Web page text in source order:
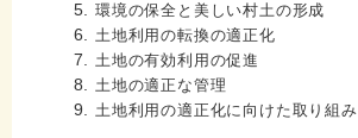
環境の保全と美しい村土の形成
土地利用の転換の適正化
土地の有効利用の促進
土地の適正な管理
土地利用の適正化に向けた取り組み